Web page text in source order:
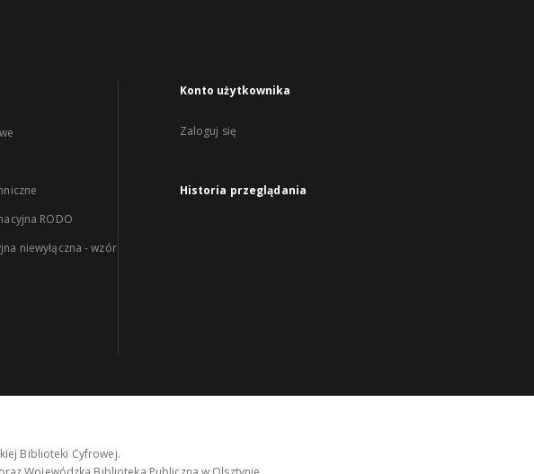
RODO
niewyłączna - wzór
Konto użytkownika
Zaloguj się
Historia przeglądania
Biblioteki Cyfrowej.